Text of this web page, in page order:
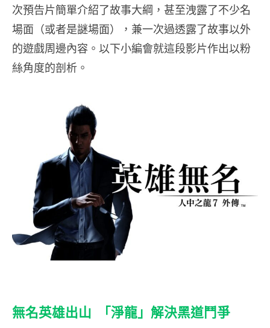
次預告片簡單介紹了故事大綱，甚至洩露了不少名
場面（或者是謎場面），兼一次過透露了故事以外
的遊戲周邊內容。以下小編會就這段影片作出以粉
絲角度的剖析。
無名英雄出山 「淨龍」解決黑道鬥爭